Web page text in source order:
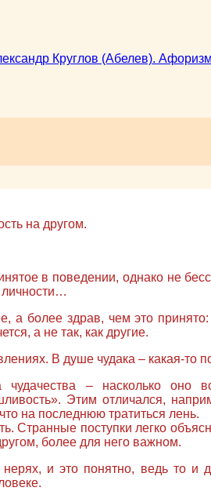
Круглов (Абелев).
на другом.
в поведении, однако не
а более здрав, чем это
а не так, как другие.
В душе чудака – какая-то
чудачества – насколько оно
Этим отличался,
на последнюю тратиться лень.
Странные поступки легко
более для него важном.
и это понятно, ведь то и